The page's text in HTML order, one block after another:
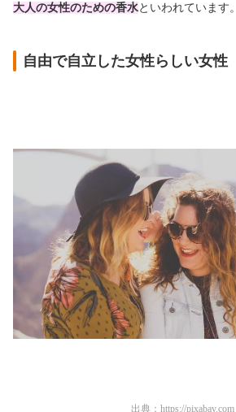
大人の女性のための香水といわれています。
自由で自立した女性らしい女性
出典： https://pixabay.com